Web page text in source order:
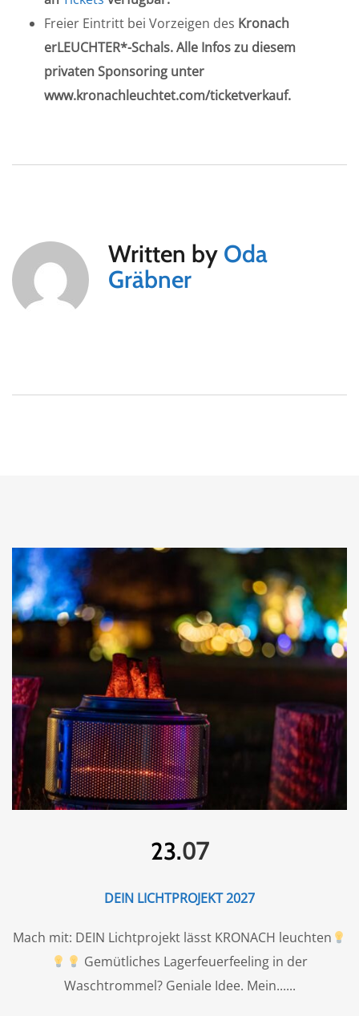
Freier Eintritt bei Vorzeigen des Kronach
erLEUCHTER*-Schals. Alle Infos zu diesem
privaten Sponsoring unter
www.kronachleuchtet.com/ticketverkauf.
Written by Oda
Gräbner
23.07
DEIN LICHTPROJEKT 2027
Mach mit: DEIN Lichtprojekt lässt KRONACH leuchten
Gemütliches Lagerfeuerfeeling in der
Waschtrommel? Geniale Idee. Mein...